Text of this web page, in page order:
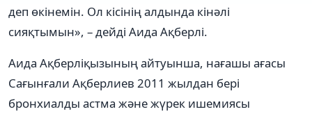
деп өкінемін. Ол кісінің алдында кінәлі
сияқтымын», – дейді Аида Ақберлі.
Аида Ақберліқызының айтуынша, нағашы ағасы
Сағынғали Ақберлиев 2011 жылдан бері
бронхиалды астма және жүрек ишемиясы